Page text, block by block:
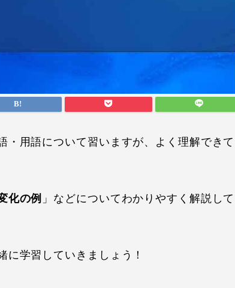
・用語について習いますが、よく理解できて
化の例 」などについてわかりやすく解説して
学習していきましょう！